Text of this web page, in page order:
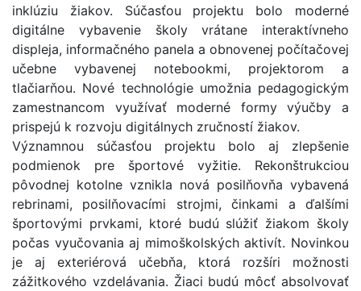
inklúziu žiakov. Súčasťou projektu bolo moderné
digitálne vybavenie školy vrátane interaktívneho
displeja, informačného panela a obnovenej počítačovej
učebne vybavenej notebookmi, projektorom a
tlačiarňou. Nové technológie umožnia pedagogickým
zamestnancom využívať moderné formy výučby a
prispejú k rozvoju digitálnych zručností žiakov.
Významnou súčasťou projektu bolo aj zlepšenie
podmienok pre športové vyžitie. Rekonštrukciou
pôvodnej kotolne vznikla nová posilňovňa vybavená
rebrinami, posilňovacími strojmi, činkami a ďalšími
športovými prvkami, ktoré budú slúžiť žiakom školy
počas vyučovania aj mimoškolských aktivít. Novinkou
je aj exteriérová učebňa, ktorá rozšíri možnosti
zážitkového vzdelávania. Žiaci budú môcť absolvovať